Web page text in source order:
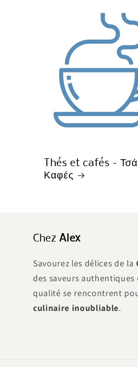
Thés et cafés -
Καφές
Chez Alex
Savourez les délices de la
des saveurs
qualité se rencontrent
culinaire inoubliable.